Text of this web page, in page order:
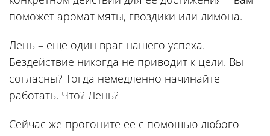
поможет аромат мяты, гвоздики или лимона.
Лень – еще один враг нашего успеха.
Бездействие никогда не приводит к цели. Вы
согласны? Тогда немедленно начинайте
работать. Что? Лень?
Сейчас же прогоните ее с помощью любого